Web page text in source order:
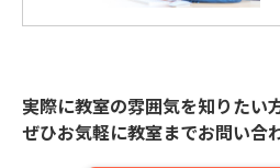
実際に教室の雰囲気を知りたい
ぜひお気軽に教室までお問い合